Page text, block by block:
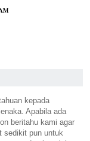
kepada
Apabila ada
beritahu kami agar
sedikit pun untuk